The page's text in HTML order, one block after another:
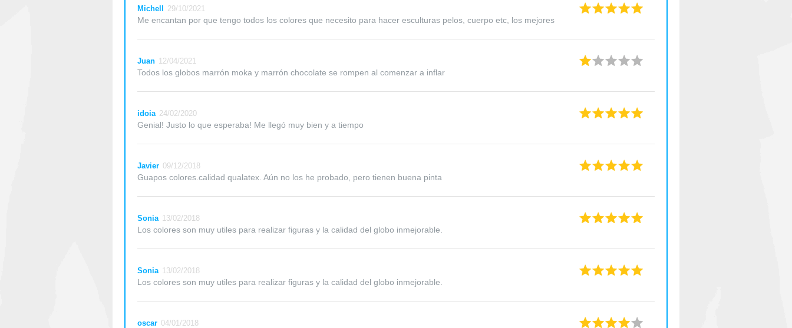
Michell 29/10/2021
Me encantan por que tengo todos los colores que necesito para hacer esculturas pelos, cuerpo etc, los mejores
Juan 12/04/2021
Todos los globos marrón moka y marrón chocolate se rompen al comenzar a inflar
idoia 24/02/2020
Genial! Justo lo que esperaba! Me llegó muy bien y a tiempo
Javier 09/12/2018
Guapos colores.calidad qualatex. Aún no los he probado, pero tienen buena pinta
Sonia 13/02/2018
Los colores son muy utiles para realizar figuras y la calidad del globo inmejorable.
Sonia 13/02/2018
Los colores son muy utiles para realizar figuras y la calidad del globo inmejorable.
oscar 04/01/2018